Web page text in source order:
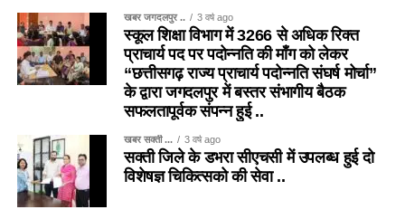
खबर जगदलपुर .. 3 वर्ष ago
स्कूल शिक्षा विभाग में 3266 से अधिक रिक्त
प्राचार्य पद पर पदोन्नति की माँग को लेकर
“छत्तीसगढ़ राज्य प्राचार्य पदोन्नति संघर्ष मोर्चा”
के द्वारा जगदलपुर में बस्तर संभागीय बैठक
सफलतापूर्वक संपन्न हुई ..
खबर सक्ती ... 3 वर्ष ago
सक्ती जिले के डभरा सीएचसी में उपलब्ध हुई दो
विशेषज्ञ चिकित्सको की सेवा ..